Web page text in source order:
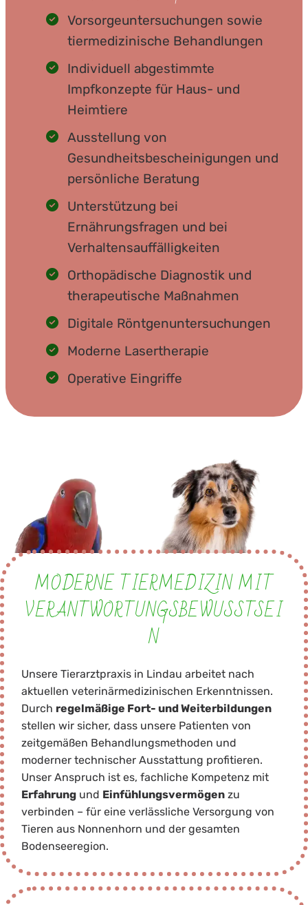
Vorsorgeuntersuchungen sowie
tiermedizinische Behandlungen
Individuell abgestimmte
Impfkonzepte für Haus- und
Heimtiere
Ausstellung von
Gesundheitsbescheinigungen und
persönliche Beratung
Unterstützung bei
Ernährungsfragen und bei
Verhaltensauffälligkeiten
Orthopädische Diagnostik und
therapeutische Maßnahmen
Digitale Röntgenuntersuchungen
Moderne Lasertherapie
Operative Eingriffe
MODERNE TIERMEDIZIN MIT
VERANTWORTUNGSBEWUSSTSEI
N
Unsere Tierarztpraxis in Lindau arbeitet nach
aktuellen veterinärmedizinischen Erkenntnissen.
Durch regelmäßige Fort- und Weiterbildungen
stellen wir sicher, dass unsere Patienten von
zeitgemäßen Behandlungsmethoden und
moderner technischer Ausstattung profitieren.
Unser Anspruch ist es, fachliche Kompetenz mit
Erfahrung und Einfühlungsvermögen zu
verbinden – für eine verlässliche Versorgung von
Tieren aus Nonnenhorn und der gesamten
Bodenseeregion.